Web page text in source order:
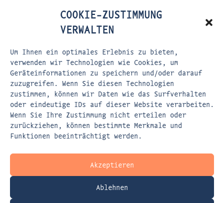
COOKIE-ZUSTIMMUNG
VERWALTEN
Um Ihnen ein optimales Erlebnis zu bieten,
verwenden wir Technologien wie Cookies, um
Geräteinformationen zu speichern und/oder darauf
zuzugreifen. Wenn Sie diesen Technologien
zustimmen, können wir Daten wie das Surfverhalten
oder eindeutige IDs auf dieser Website verarbeiten.
Wenn Sie Ihre Zustimmung nicht erteilen oder
zurückziehen, können bestimmte Merkmale und
Funktionen beeinträchtigt werden.
Akzeptieren
Ablehnen
FLEISCHERSTRASSE 5
80337 MÜNCHEN
EMAIL:KONTAKT@DASPERSPEKTIVENWERK.DE
WEBSITE:WWW.DASPERSPEKTIVENWERK.DE